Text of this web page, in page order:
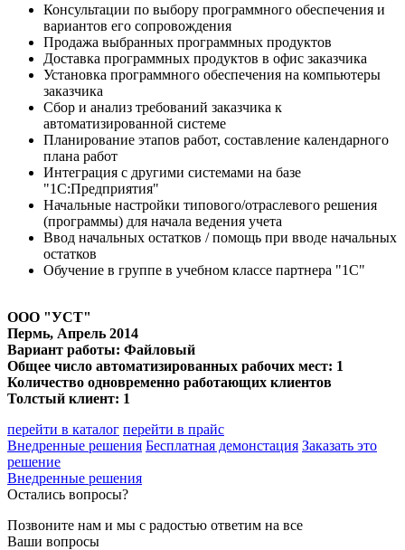
Консультации по выбору программного обеспечения и
вариантов его сопровождения
Продажа выбранных программных продуктов
Доставка программных продуктов в офис заказчика
Установка программного обеспечения на компьютеры
заказчика
Сбор и анализ требований заказчика к
автоматизированной системе
Планирование этапов работ, составление календарного
плана работ
Интеграция с другими системами на базе
"1С:Предприятия"
Начальные настройки типового/отраслевого решения
(программы) для начала ведения учета
Ввод начальных остатков / помощь при вводе начальных
остатков
Обучение в группе в учебном классе партнера "1С"
ООО "УСТ"
Пермь, Апрель 2014
Вариант работы: Файловый
Общее число автоматизированных рабочих мест: 1
Количество одновременно работающих клиентов
Толстый клиент: 1
перейти в каталог перейти в прайс
Внедренные решения Бесплатная демонстация Заказать это
решение
Внедренные решения
Остались вопросы?
Позвоните нам и мы с радостью ответим на все
Ваши вопросы